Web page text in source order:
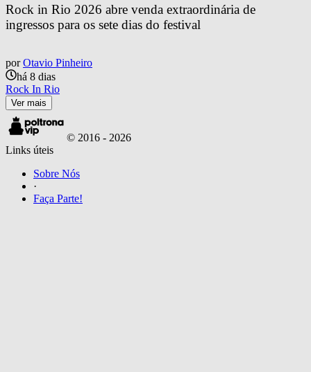
Rock in Rio 2026 abre venda extraordinária de
ingressos para os sete dias do festival
por Otavio Pinheiro
há 8 dias
Rock In Rio
Ver mais
© 2016 - 2026
Links úteis
Sobre Nós
·
Faça Parte!